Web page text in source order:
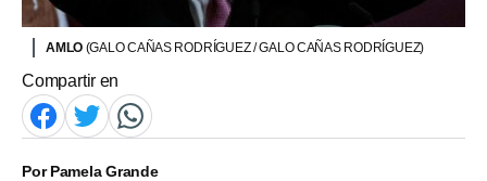
AMLO (GALO CAÑAS RODRÍGUEZ / GALO CAÑAS RODRÍGUEZ)
Compartir en
PorPamela Grande